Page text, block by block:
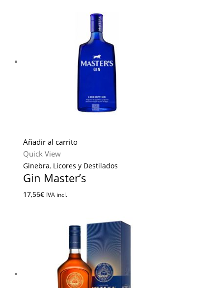
Añadir al carrito
Quick View
Ginebra, Licores y Destilados
Gin Master’s
17,56€ IVA incl.